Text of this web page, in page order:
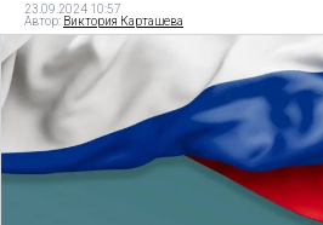
23.09.2024 10:57
Автор: Виктория Карташева